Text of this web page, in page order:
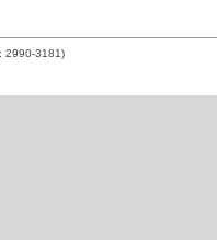
2990-3181)